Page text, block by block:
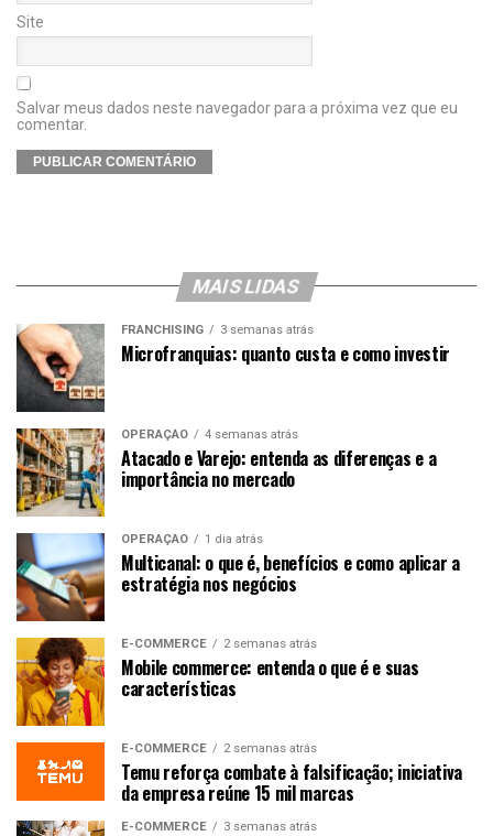
Site
Salvar meus dados neste navegador para a próxima vez que eu
comentar.
MAIS LIDAS
FRANCHISING 3 semanas atrás
Microfranquias: quanto custa e como investir
OPERAÇÃO 4 semanas atrás
Atacado e Varejo: entenda as diferenças e a
importância no mercado
OPERAÇÃO 1 dia atrás
Multicanal: o que é, benefícios e como aplicar a
estratégia nos negócios
E-COMMERCE 2 semanas atrás
Mobile commerce: entenda o que é e suas
características
E-COMMERCE 2 semanas atrás
Temu reforça combate à falsificação; iniciativa
da empresa reúne 15 mil marcas
E-COMMERCE 3 semanas atrás